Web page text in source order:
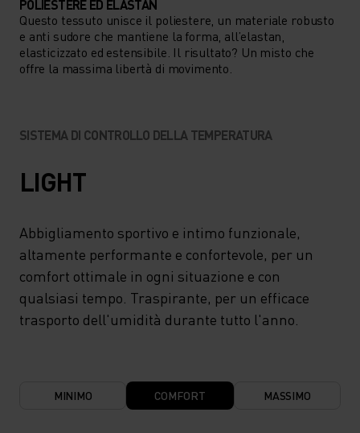
ODLO OFFRONO UNO STILE
SENZA TEMPO E TUTTE LE
LE ESCURSIONI.
POLIESTERE ED ELASTAN
Questo tessuto unisce il poliestere, un materiale robusto
e anti sudore che mantiene la forma, all’elastan,
elasticizzato ed estensibile. Il risultato? Un misto che
offre la massima libertà di movimento.
SISTEMA DI CONTROLLO DELLA TEMPERATURA
LIGHT
Abbigliamento sportivo e intimo funzionale,
altamente performante e confortevole, per un
comfort ottimale in ogni situazione e con
qualsiasi tempo. Traspirante, per un efficace
trasporto dell'umidità durante tutto l'anno.
MINIMO COMFORT MASSIMO